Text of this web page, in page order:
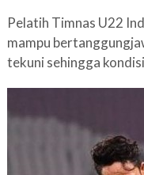
Pelatih Timnas U22
mampu
tekuni sehingga